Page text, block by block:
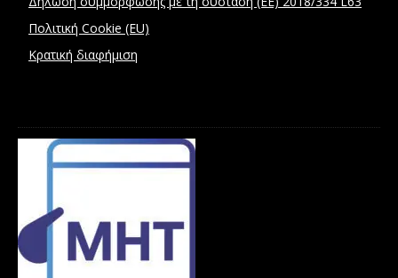
Πολιτική Cookie (EU)
Κρατική διαφήμιση